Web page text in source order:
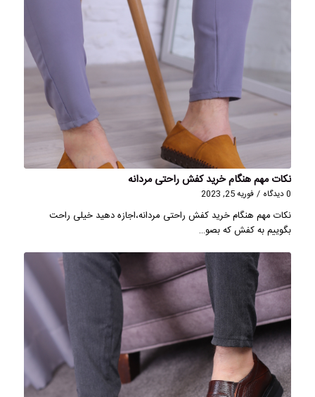
نکات مهم هنگام خرید کفش راحتی مردانه
0 دیدگاه / فوریه 25, 2023
نکات مهم هنگام خرید کفش راحتی مردانه،اجازه دهید خیلی راحت
بگوییم به کفش که بصو…